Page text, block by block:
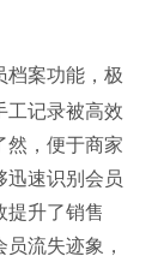
档案功能，极
工记录被高效
然，便于商家
迅速识别会员
提升了销售
流失迹象，